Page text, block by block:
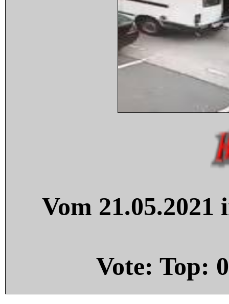
Vom
Vote: Top: 0